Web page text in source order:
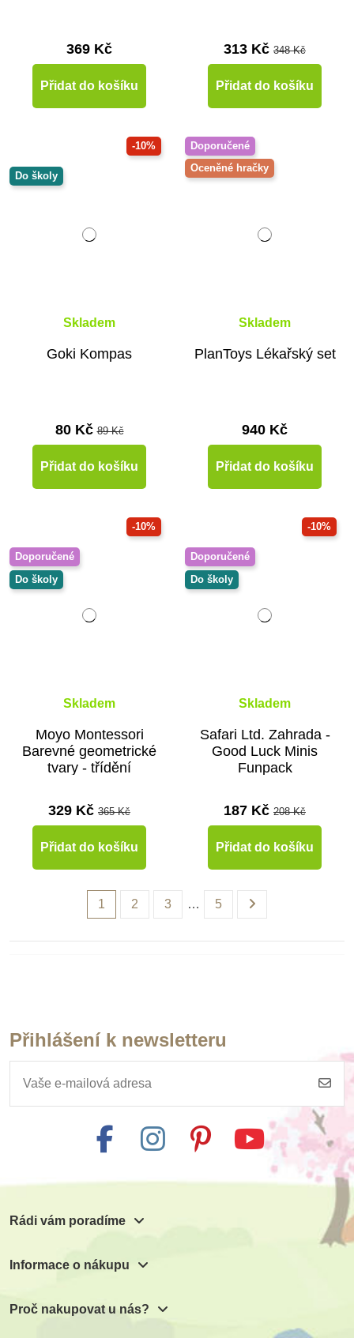
369 Kč
Přidat do košíku
313 Kč 348 Kč
Přidat do košíku
-10%
Do školy
Skladem
Goki Kompas
80 Kč89 Kč
Přidat do košíku
Doporučené
Oceněné hračky
Skladem
PlanToys Lékařský set
940 Kč
Přidat do košíku
-10%
Doporučené
Do školy
Skladem
Moyo Montessori
Barevné geometrické
tvary - třídění
329 Kč 365 Kč
Přidat do košíku
-10%
Doporučené
Do školy
Skladem
Safari Ltd. Zahrada -
Good Luck Minis
Funpack
187 Kč 208 Kč
Přidat do košíku
1 2 3 … 5
Přihlášení k newsletteru
Rádi vám poradíme
Informace o nákupu
Proč nakupovat u nás?